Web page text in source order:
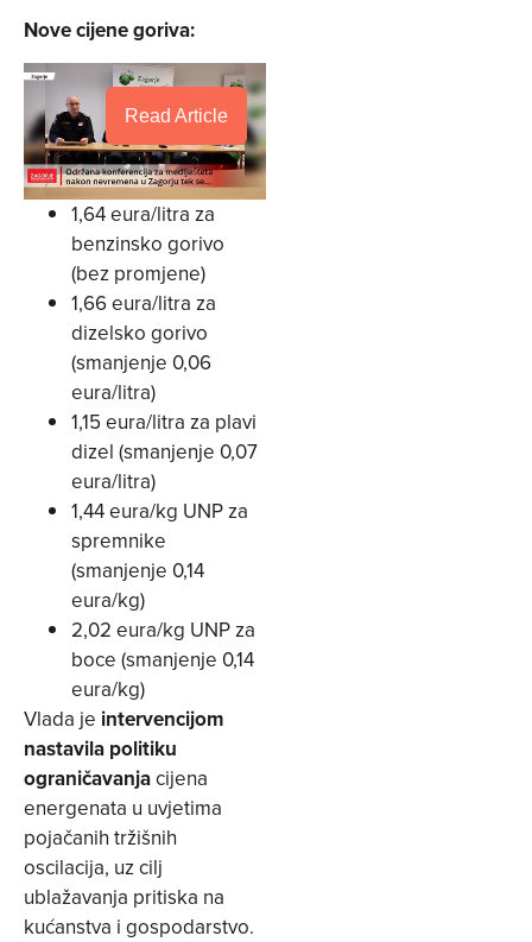
Nove cijene goriva:
Read Article
1,64 eura/litra za
benzinsko gorivo
(bez promjene)
1,66 eura/litra za
dizelsko gorivo
(smanjenje 0,06
eura/litra)
1,15 eura/litra za plavi
dizel (smanjenje 0,07
eura/litra)
1,44 eura/kg UNP za
spremnike
(smanjenje 0,14
eura/kg)
2,02 eura/kg UNP za
boce (smanjenje 0,14
eura/kg)
Vlada je intervencijom
nastavila politiku
ograničavanjacijena
energenata u uvjetima
pojačanih tržišnih
oscilacija, uz cilj
ublažavanja pritiska na
kućanstva i gospodarstvo.